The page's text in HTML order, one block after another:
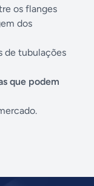
os flanges
dos
de tubulações
que podem